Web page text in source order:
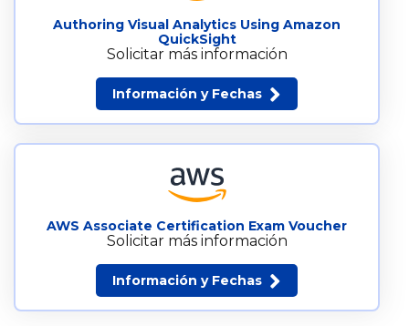
Authoring Visual Analytics Using Amazon
QuickSight
Solicitar más información
Información y Fechas
AWS Associate Certification Exam Voucher
Solicitar más información
Información y Fechas